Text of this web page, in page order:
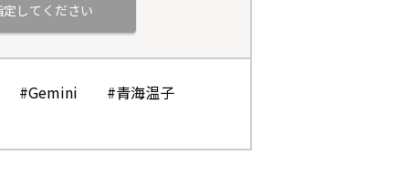
#Gemini #青海温子